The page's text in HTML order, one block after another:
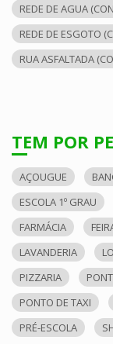
REDE DE AGUA
REDE DE ESGOTO
RUA ASFALTADA
TEM POR
AÇOUGUE
ESCOLA 1º GRAU
FARMÁCIA
LAVANDERIA
PIZZARIA
PONTO DE TAXI
PRÉ-ESCOLA